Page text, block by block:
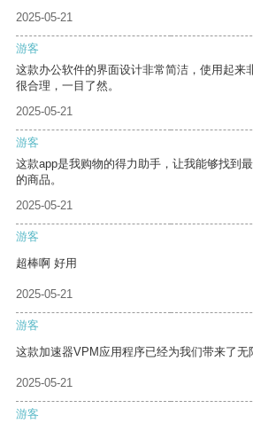
2025-05-21
游客
这款办公软件的界面设计非常简洁，使用起来
很合理，一目了然。
2025-05-21
游客
这款app是我购物的得力助手，让我能够找到
的商品。
2025-05-21
游客
超棒啊 好用
2025-05-21
游客
这款加速器VPM应用程序已经为我们带来了无
2025-05-21
游客